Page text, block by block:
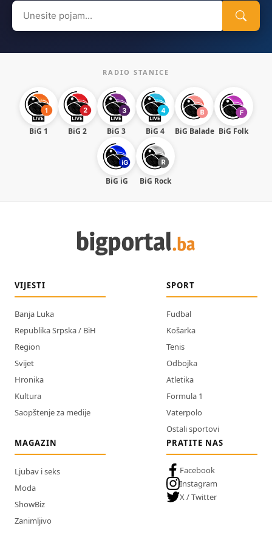
Search
for:
RADIO STANICE
BiG 1 BiG 2 BiG 3 BiG 4 BiG Balade BiG Folk
BiG iG BiG Rock
VIJESTI
Banja Luka
Republika Srpska / BiH
Region
Svijet
Hronika
Kultura
Saopštenje za medije
SPORT
Fudbal
Košarka
Tenis
Odbojka
Atletika
Formula 1
Vaterpolo
Ostali sportovi
MAGAZIN
Ljubav i seks
Moda
ShowBiz
Zanimljivo
PRATITE NAS
Facebook
Instagram
X / Twitter